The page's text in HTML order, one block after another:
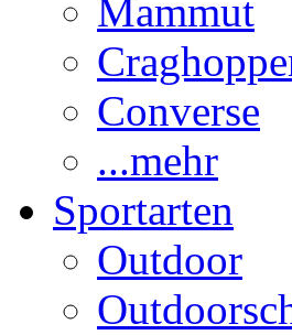
Mammut
Converse
...mehr
Sportarten
Outdoor